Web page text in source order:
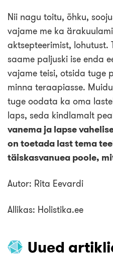
Nii nagu toitu, õhku,
vajame me ka
aktsepteerimist, lohutust.
saame paljuski ise enda
vajame teisi, otsida tuge
minna teraapiasse.
tuge oodata ka oma
laps, seda kindlamalt
vanema ja lapse
on toetada last tema
täiskasvanuea poole,
Autor: Rita Eevardi
Allikas: Holistika.ee
Uued